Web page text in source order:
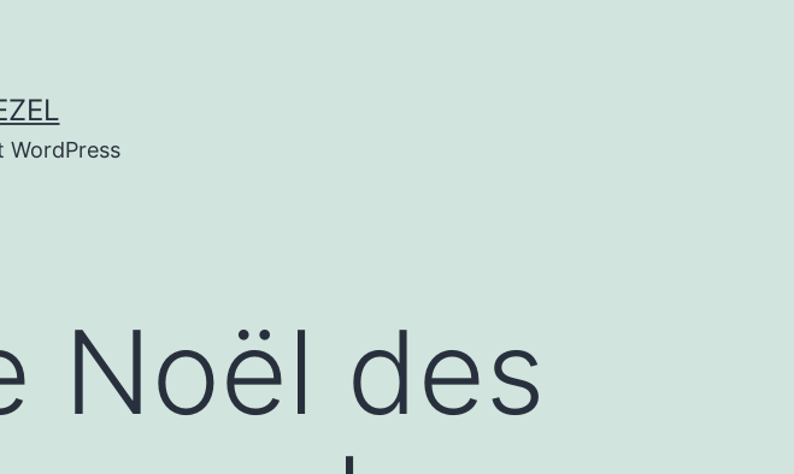
WordPress
Noël des